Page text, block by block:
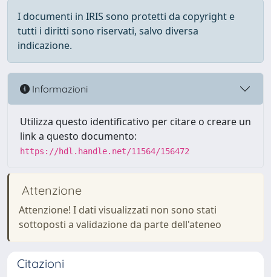
I documenti in IRIS sono protetti da copyright e
tutti i diritti sono riservati, salvo diversa
indicazione.
Informazioni
Utilizza questo identificativo per citare o creare un
link a questo documento:
https://hdl.handle.net/11564/156472
Attenzione
Attenzione! I dati visualizzati non sono stati
sottoposti a validazione da parte dell'ateneo
Citazioni